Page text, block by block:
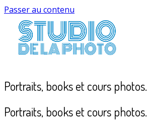
Passer au contenu
Portraits, books et cours photos.
Portraits, books et cours photos.